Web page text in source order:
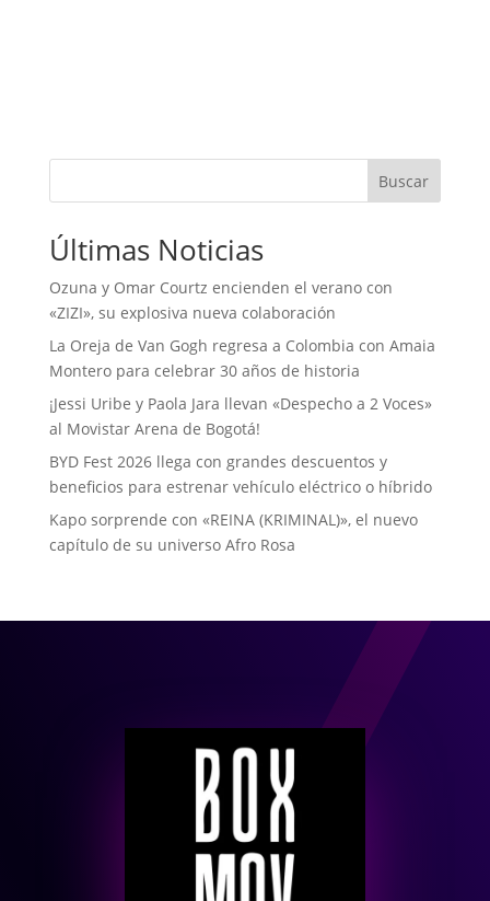
Buscar
Últimas Noticias
Ozuna y Omar Courtz encienden el verano con
«ZIZI», su explosiva nueva colaboración
La Oreja de Van Gogh regresa a Colombia con Amaia
Montero para celebrar 30 años de historia
¡Jessi Uribe y Paola Jara llevan «Despecho a 2 Voces»
al Movistar Arena de Bogotá!
BYD Fest 2026 llega con grandes descuentos y
beneficios para estrenar vehículo eléctrico o híbrido
Kapo sorprende con «REINA (KRIMINAL)», el nuevo
capítulo de su universo Afro Rosa